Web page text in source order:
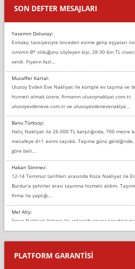
SON DEFTER MESAJLARI
Yasemin Dolunay:
Emlakçı tavsiyesiyle önceden evime gelip eşyaları
isminin B* olduğunu söyleyen kişi, 28-30 bin TL
verdi. Fiyatın fazl...
Muzaffer Kartal:
Ulusoy Evden Eve Nakliyat ile komple ev taşıma ve
hizmeti almak üzere, firmanın ulusoynaklyat.com.tr,
ulusoyevdeneve.com.tr ve ulusoyevdenevenaklya...
Banu Türksoy:
Haliç Nakliyat ile 26.000 TL karşılığında, 700 metre
mesafeye 4+1 evimi taşıdık. Taşıma günü geldiğinde,
göre beli...
Hakan Sönmez:
12-14 Temmuz tarihleri arasında Koza Nakliyat ile
Burdur’a şehirler arası taşınma hizmeti aldım.
firma ile yaptığı...
Mel Alty:
İnova Nakliyat Ankara ile anlaşıldı eşyayı taşıdılar
Salon duvarına bir baktım birisi boydan alüminyum
yapıştırm...
Murat:
PLATFORM GARANTİSİ